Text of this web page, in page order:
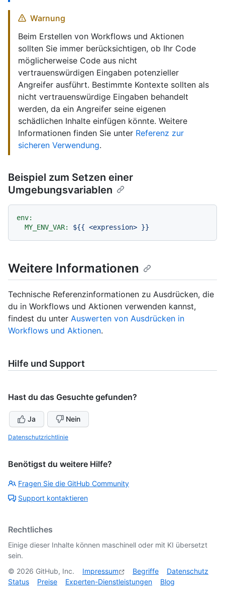
Warnung
Beim Erstellen von Workflows und Aktionen
sollten Sie immer berücksichtigen, ob Ihr Code
möglicherweise Code aus nicht
vertrauenswürdigen Eingaben potenzieller
Angreifer ausführt. Bestimmte Kontexte sollten als
nicht vertrauenswürdige Eingaben behandelt
werden, da ein Angreifer seine eigenen
schädlichen Inhalte einfügen könnte. Weitere
Informationen finden Sie unter Referenz zur
sicheren Verwendung.
Beispiel zum Setzen einer
Umgebungsvariablen
env:
MY_ENV_VAR:
${{ <expression> }}
Weitere Informationen
Technische Referenzinformationen zu Ausdrücken, die
du in Workflows und Aktionen verwenden kannst,
findest du unter Auswerten von Ausdrücken in
Workflows und Aktionen.
Hilfe und Support
Hast du das Gesuchte gefunden?
Ja Nein
Datenschutzrichtlinie
Benötigst du weitere Hilfe?
Fragen Sie die GitHub Community
Support kontaktieren
Rechtliches
Einige dieser Inhalte können maschinell oder mit KI übersetzt
sein.
© 2026 GitHub, Inc. Impressum Begriffe
Datenschutz
Status
Preise Experten-Dienstleistungen Blog